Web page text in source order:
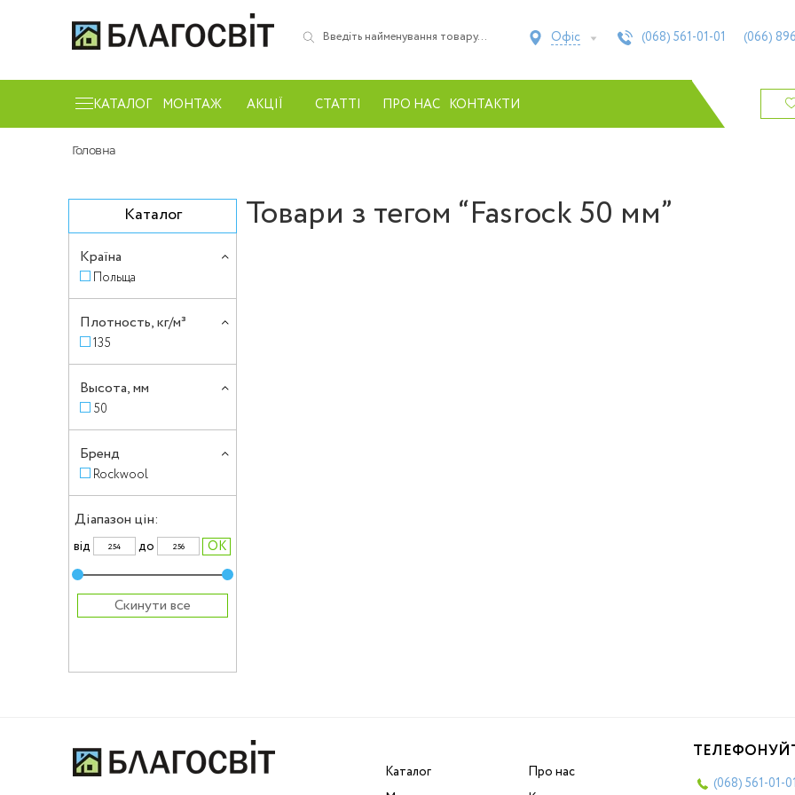
Офіс (068) 561-01-01 (066)
КАТАЛОГ МОНТАЖ АКЦІЇ СТАТТІ ПРО НАС КОНТАКТИ
Головна
Каталог
Країна
Польща
Плотность, кг/м³
135
Высота, мм
50
Бренд
Rockwool
Діапазон цін:
вiд до
Скинути все
Товари з тегом “Fasrock 50 мм”
Каталог
Про нас
(068) 561-01-